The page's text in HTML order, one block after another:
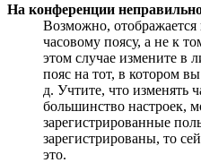
На конференции
Возможно, отображается
часовому поясу, а не к
этом случае измените в
пояс на тот, в котором
д. Учтите, что изменять
большинство настроек,
зарегистрированные
зарегистрированы, то
это.